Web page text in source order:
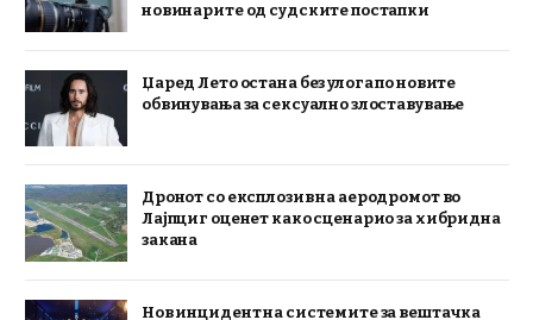
новинарите од судските постапки
Џаред Лето остана без улога по новите
обвинувања за сексуално злоставување
Дронот со експлозив на аеродромот во
Лајпциг оценет како сценарио за хибридна
закана
Нов инцидент на системите за вештачка